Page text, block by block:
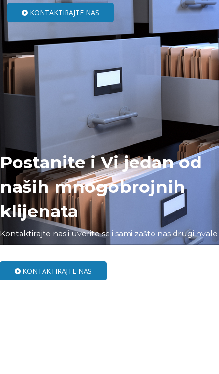
KONTAKTIRAJTE NAS
Postanite i Vi jedan od
naših mnogobrojnih
klijenata
Kontaktirajte nas i uverite se i sami zašto nas drugi hvale
KONTAKTIRAJTE NAS